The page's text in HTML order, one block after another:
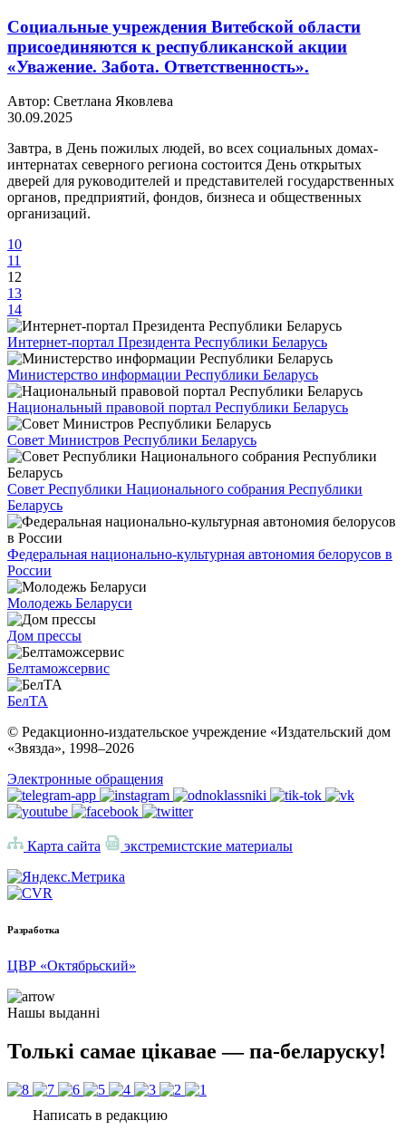
Социальные учреждения Витебской области
присоединяются к республиканской акции
«Уважение. Забота. Ответственность».
Автор: Светлана Яковлева
30.09.2025
Завтра, в День пожилых людей, во всех социальных домах-
интернатах северного региона состоится День открытых
дверей для руководителей и представителей государственных
органов, предприятий, фондов, бизнеса и общественных
организаций.
10
11
12
13
14
Интернет-портал Президента Республики Беларусь
Министерство информации Республики Беларусь
Национальный правовой портал Республики Беларусь
Совет Министров Республики Беларусь
Совет Республики Национального собрания Республики
Беларусь
Федеральная национально-культурная автономия белорусов в
России
Молодежь Беларуси
Дом прессы
Белтаможсервис
БелТА
© Редакционно-издательское учреждение «Издательский дом
«Звязда», 1998–2026
Электронные обращения
Карта сайта экстремистские материалы
Разработка
ЦВР «Октябрьский»
Нашы выданні
Толькі самае цікавае — па-беларуску!
Написать в редакцию